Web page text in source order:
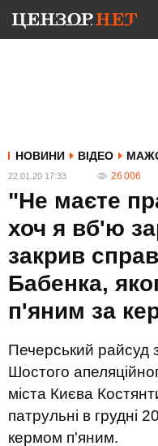
НОВИНИ ВІДЕО
22.01.20 17:33 26 006
"Не маєте
хоч я вб'ю
закрив
Бабенка,
п'яним за
Печерський райсуд
Шостого
міста Києва
патрульні в грудні
кермом п'яним.